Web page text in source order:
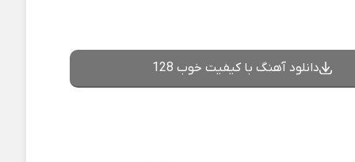
دانلود آهنگ با کیفیت خوب 128